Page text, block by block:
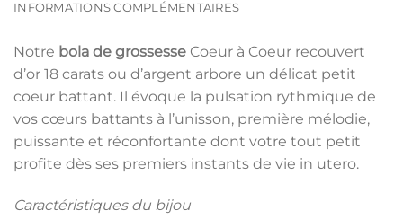
INFORMATIONS COMPLÉMENTAIRES
Notre bola de grossesse Coeur à Coeur recouvert
d’or 18 carats ou d’argent arbore un délicat petit
coeur battant. Il évoque la pulsation rythmique de
vos cœurs battants à l’unisson, première mélodie,
puissante et réconfortante dont votre tout petit
profite dès ses premiers instants de vie in utero.
Caractéristiques du bijou